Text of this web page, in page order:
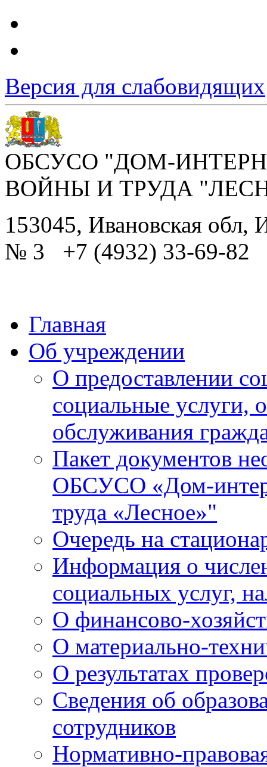
Версия для слабовидящих
ОБСУСО "ДОМ-
ВОЙНЫ И ТРУДА
153045, Ивановская обл,
№ 3 +7 (4932) 33-69-82
Главная
Об учреждении
О предоставлении
социальные услуги,
обслуживания
Пакет документов
ОБСУСО «Дом-
труда «Лесное»"
Очередь на
Информация о
социальных услуг,
О финансово-
О материально-
О результатах
Сведения об
сотрудников
Нормативно-